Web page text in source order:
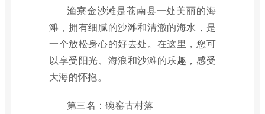
渔寮金沙滩是苍南县一处美丽的海
滩，拥有细腻的沙滩和清澈的海水，是
一个放松身心的好去处。在这里，您可
以享受阳光、海浪和沙滩的乐趣，感受
大海的怀抱。
第三名：碗窑古村落